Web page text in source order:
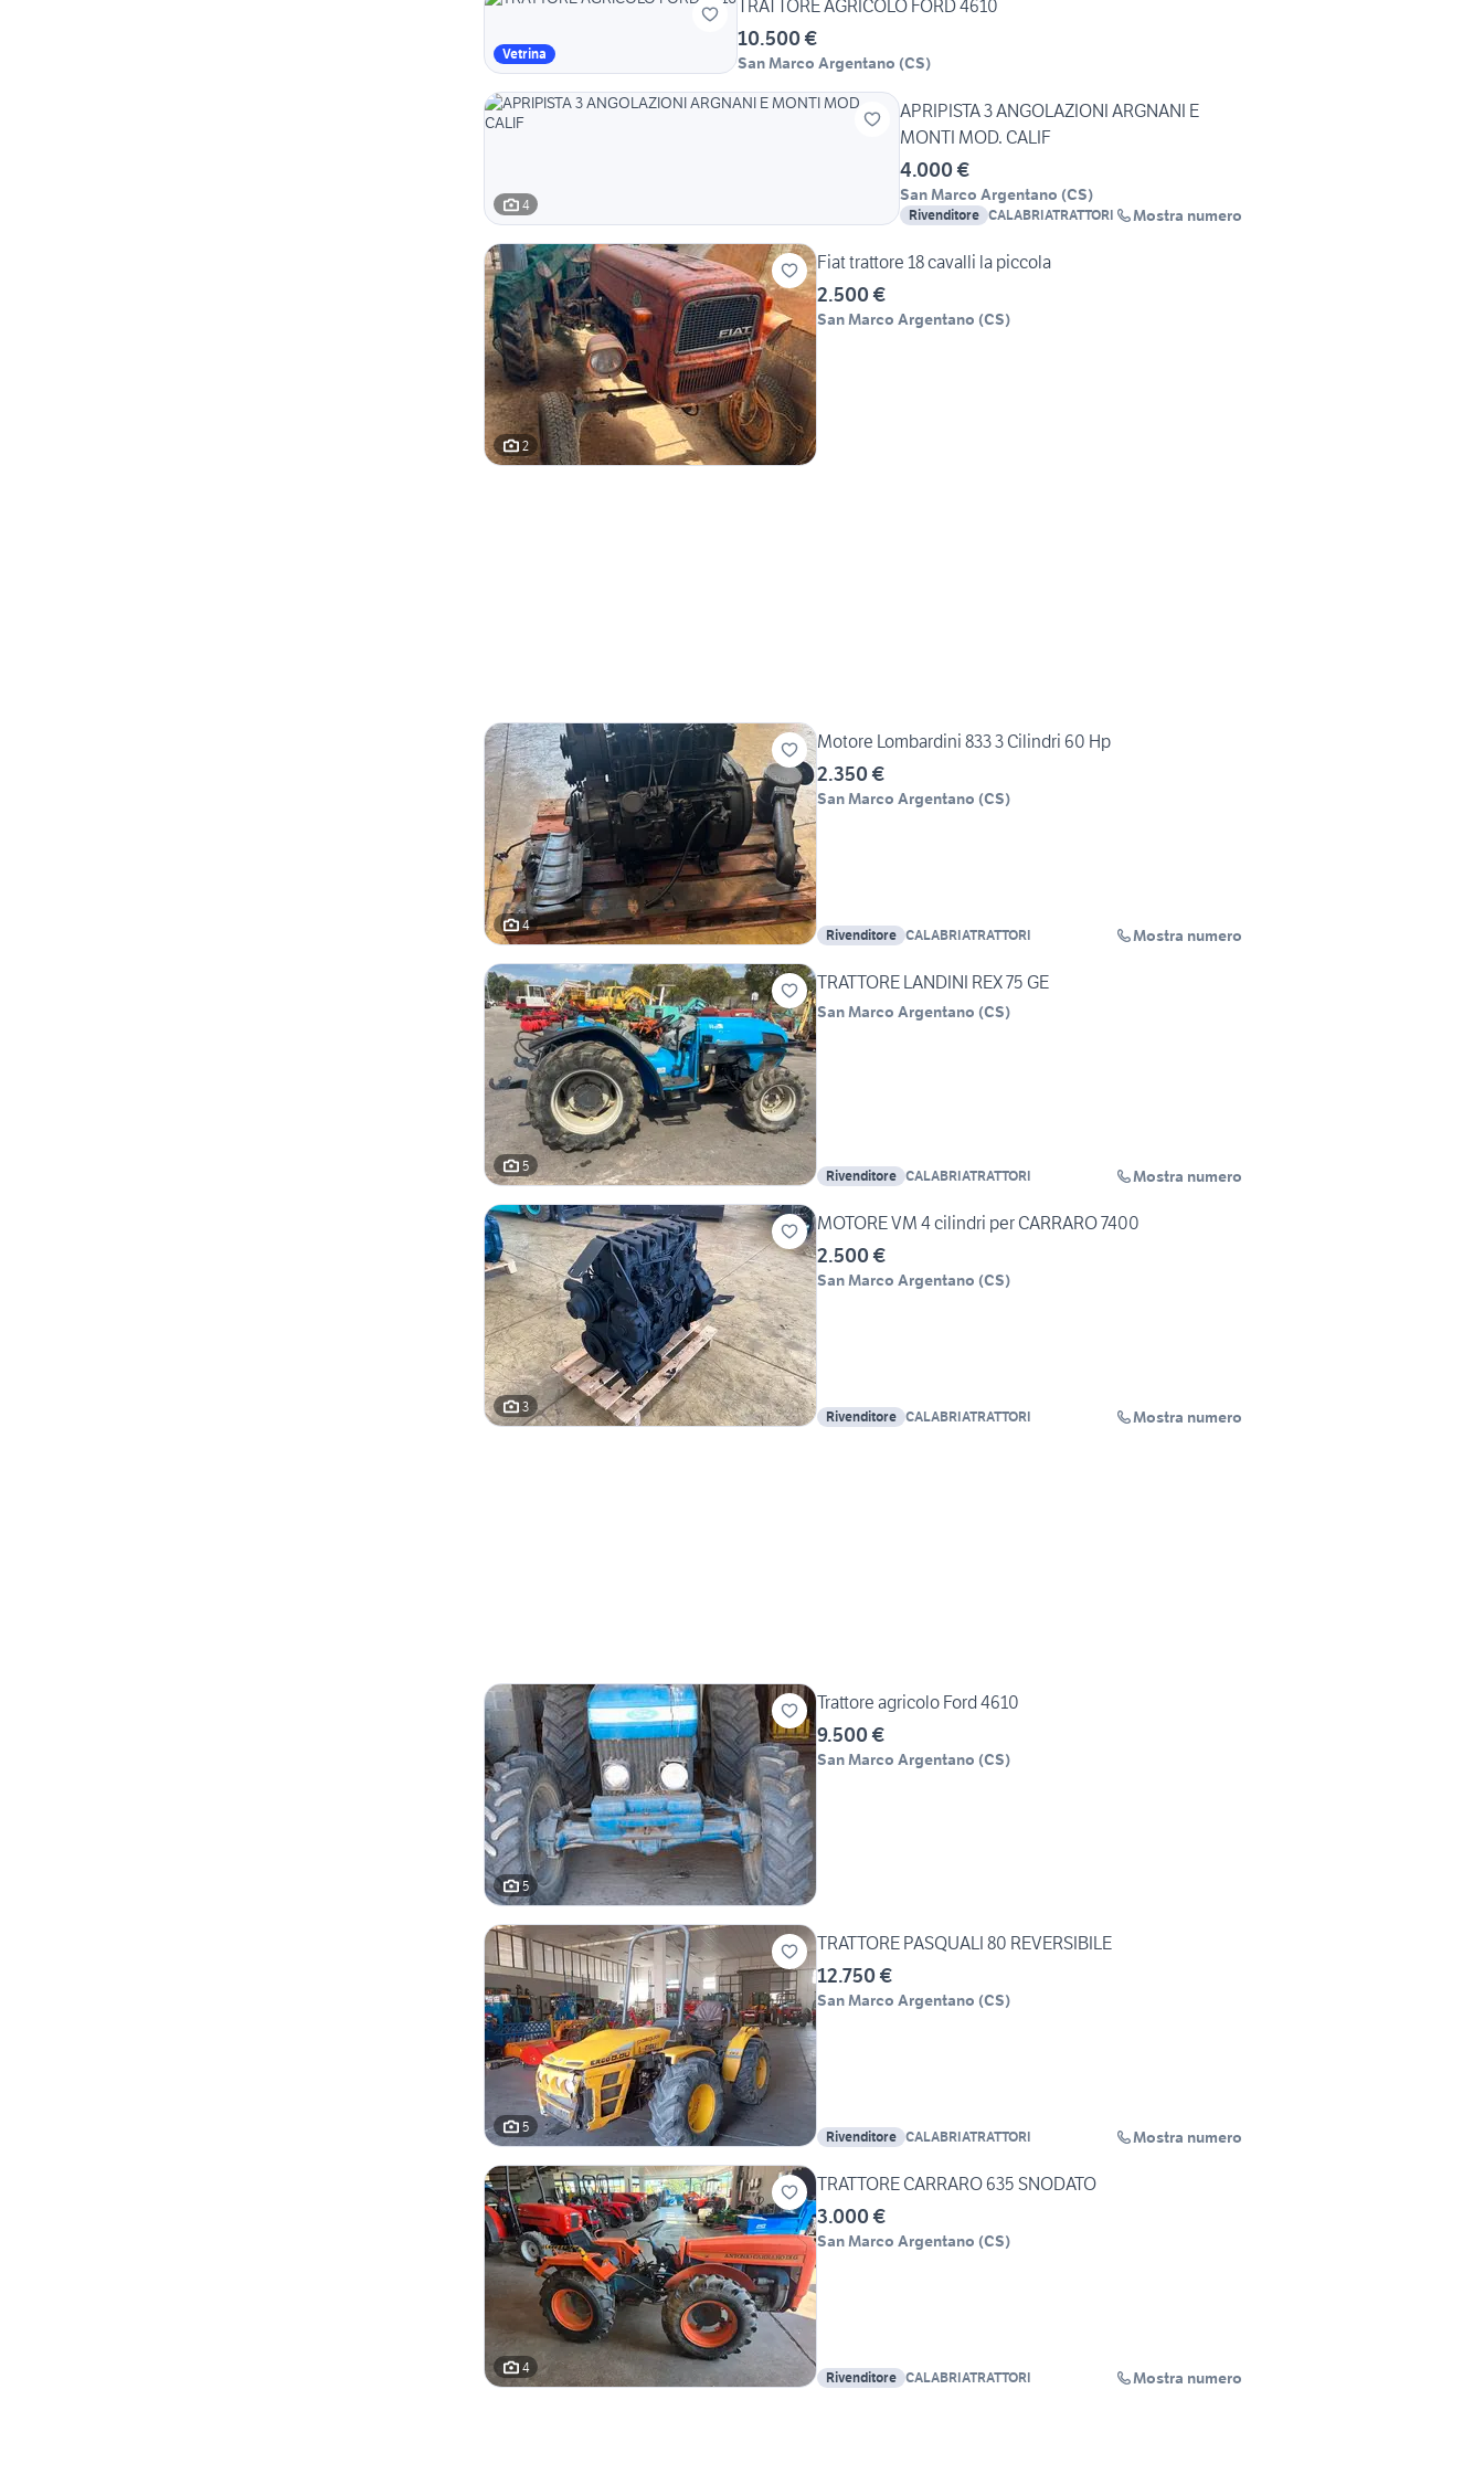
Vetrina
TRATTORE AGRICOLO FORD 4610
10.500 €
San Marco Argentano (CS)
4
APRIPISTA 3 ANGOLAZIONI ARGNANI E
MONTI MOD. CALIF
4.000 €
San Marco Argentano (CS)
Rivenditore CALABRIATRATTORI Mostra numero
2
Fiat trattore 18 cavalli la piccola
2.500 €
San Marco Argentano (CS)
4
Motore Lombardini 833 3 Cilindri 60 Hp
2.350 €
San Marco Argentano (CS)
Rivenditore CALABRIATRATTORI Mostra numero
5
TRATTORE LANDINI REX 75 GE
San Marco Argentano (CS)
Rivenditore CALABRIATRATTORI Mostra numero
3
MOTORE VM 4 cilindri per CARRARO 7400
2.500 €
San Marco Argentano (CS)
Rivenditore CALABRIATRATTORI Mostra numero
5
Trattore agricolo Ford 4610
9.500 €
San Marco Argentano (CS)
5
TRATTORE PASQUALI 80 REVERSIBILE
12.750 €
San Marco Argentano (CS)
Rivenditore CALABRIATRATTORI Mostra numero
4
TRATTORE CARRARO 635 SNODATO
3.000 €
San Marco Argentano (CS)
Rivenditore CALABRIATRATTORI Mostra numero